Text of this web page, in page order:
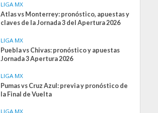
LIGA MX
Atlas vs Monterrey: pronóstico, apuestas y
claves de la Jornada 3 del Apertura 2026
LIGA MX
Puebla vs Chivas: pronóstico y apuestas
Jornada 3 Apertura 2026
LIGA MX
Pumas vs Cruz Azul: previa y pronóstico de
la Final de Vuelta
LIGA MX